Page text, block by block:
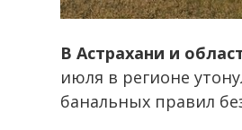
В Астрахани и
июля в регионе
банальных правил